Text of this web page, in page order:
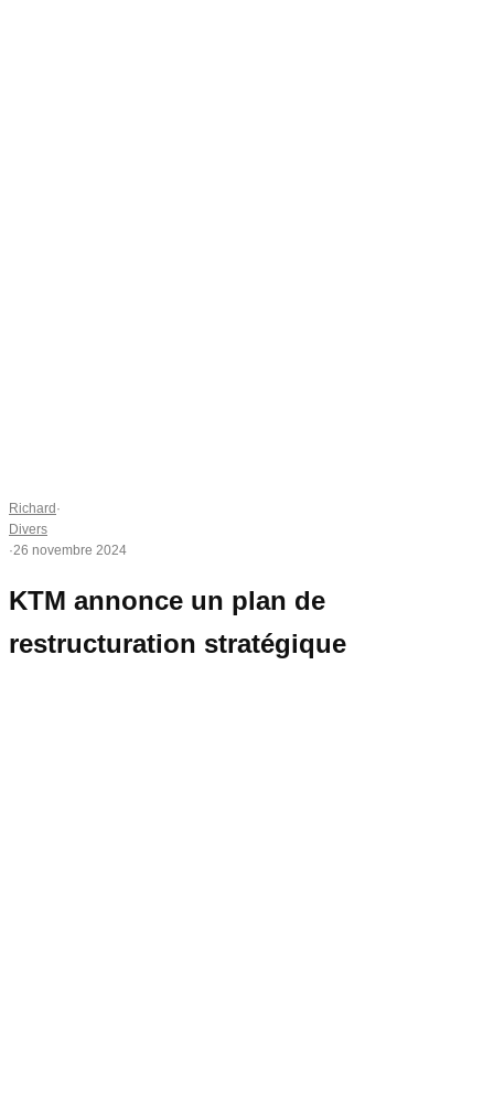
Richard ·
Divers
·26 novembre 2024
KTM annonce un plan de
restructuration stratégique